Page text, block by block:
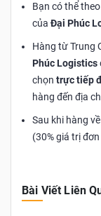
Bạn có thể
củaĐại Phúc
Hàng từ Trung
Phúc Logistics
chọn trực tiếp
hàng đến địa
Sau khi hàng
(30% giá trị
Bài Viết Liên